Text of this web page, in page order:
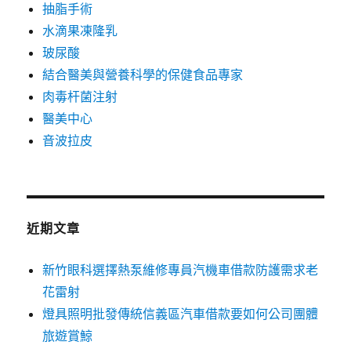
抽脂手術
水滴果凍隆乳
玻尿酸
結合醫美與營養科學的保健食品專家
肉毒杆菌注射
醫美中心
音波拉皮
近期文章
新竹眼科選擇熱泵維修專員汽機車借款防護需求老
花雷射
燈具照明批發傳統信義區汽車借款要如何公司團體
旅遊賞鯨